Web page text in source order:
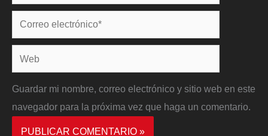
Correo
electrónico*
Web
Guardar mi nombre, correo electrónico y sitio web en este
navegador para la próxima vez que haga un comentario.